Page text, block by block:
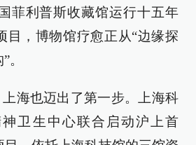
菲利普斯收藏馆运行十五年
目，博物馆疗愈正从“边缘探
。
海也迈出了第一步。上海科
卫生中心联合启动沪上首